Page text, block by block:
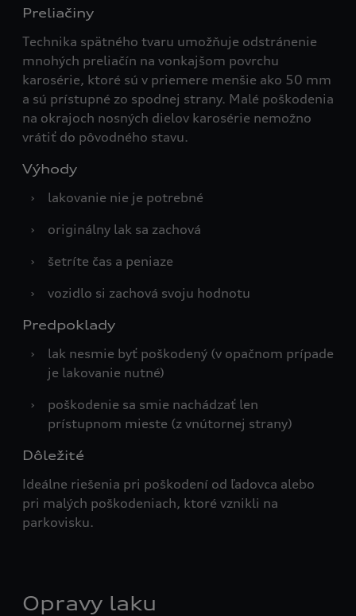
Preliačiny
Technika spätného tvaru umožňuje odstránenie
mnohých preliačín na vonkajšom povrchu
karosérie, ktoré sú v priemere menšie ako 50 mm
a sú prístupné zo spodnej strany. Malé poškodenia
na okrajoch nosných dielov karosérie nemožno
vrátiť do pôvodného stavu.
Výhody
›
lakovanie nie je potrebné
›
originálny lak sa zachová
›
šetríte čas a peniaze
›
vozidlo si zachová svoju hodnotu
Predpoklady
›
lak nesmie byť poškodený (v opačnom prípade
je lakovanie nutné)
›
poškodenie sa smie nachádzať len
prístupnom mieste (z vnútornej strany)
Dôležité
Ideálne riešenia pri poškodení od ľadovca alebo
pri malých poškodeniach, ktoré vznikli na
parkovisku.
Opravy laku